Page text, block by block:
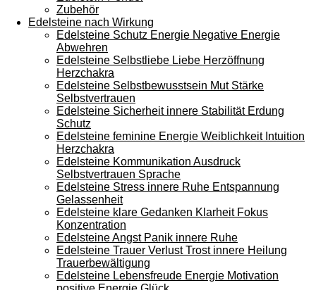
Zubehör
Edelsteine nach Wirkung
Edelsteine Schutz Energie Negative Energie
Abwehren
Edelsteine Selbstliebe Liebe Herzöffnung
Herzchakra
Edelsteine Selbstbewusstsein Mut Stärke
Selbstvertrauen
Edelsteine Sicherheit innere Stabilität Erdung
Schutz
Edelsteine feminine Energie Weiblichkeit Intuition
Herzchakra
Edelsteine Kommunikation Ausdruck
Selbstvertrauen Sprache
Edelsteine Stress innere Ruhe Entspannung
Gelassenheit
Edelsteine klare Gedanken Klarheit Fokus
Konzentration
Edelsteine Angst Panik innere Ruhe
Edelsteine Trauer Verlust Trost innere Heilung
Trauerbewältigung
Edelsteine Lebensfreude Energie Motivation